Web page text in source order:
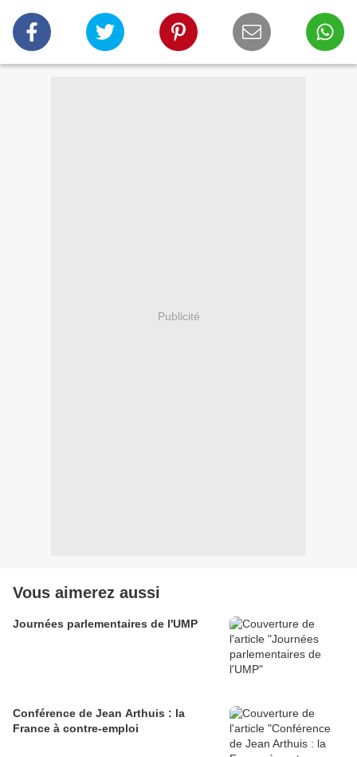
Publicité
Vous aimerez aussi
Journées parlementaires de l'UMP
Conférence de Jean Arthuis : la
France à contre-emploi